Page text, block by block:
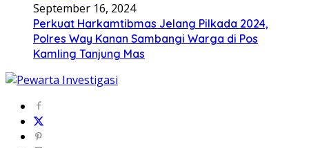
September 16, 2024
Perkuat Harkamtibmas Jelang Pilkada 2024,
Polres Way Kanan Sambangi Warga di Pos
Kamling Tanjung Mas